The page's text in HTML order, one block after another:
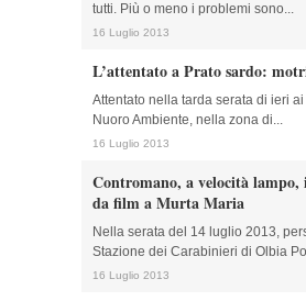
tutti. Più o meno i problemi sono...
16 Luglio 2013
L’attentato a Prato sardo:
Attentato nella tarda serata di ieri
Nuoro Ambiente, nella zona di...
16 Luglio 2013
Contromano, a velocità lampo,
da film a Murta Maria
Nella serata del 14 luglio 2013,
Stazione dei Carabinieri di Olbia
16 Luglio 2013